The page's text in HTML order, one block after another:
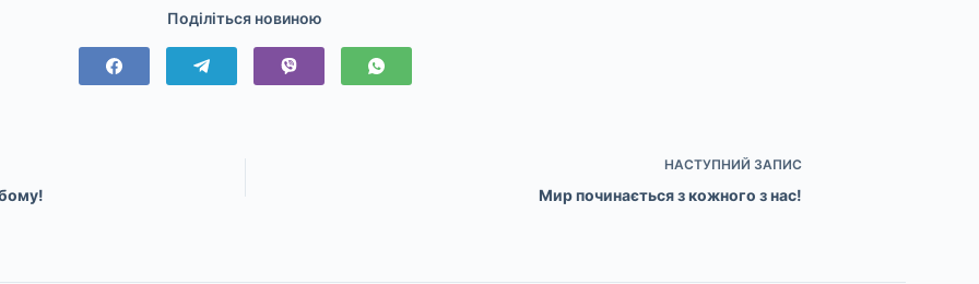
Поділіться новиною
НАСТУПНИЙ ЗАПИС
Мир починається з кожного з нас!